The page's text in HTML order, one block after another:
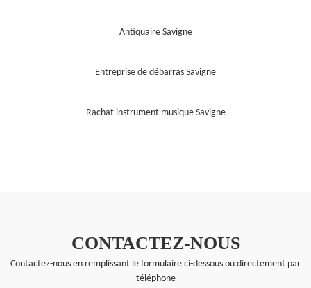
Antiquaire Savigne
Entreprise de débarras Savigne
Rachat instrument musique Savigne
CONTACTEZ-NOUS
Contactez-nous en remplissant le formulaire ci-dessous ou directement par
téléphone